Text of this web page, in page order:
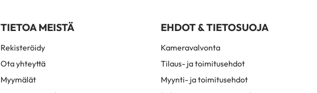
TIETOA MEISTÄ
Rekisteröidy
Ota yhteyttä
Myymälät
EHDOT & TIETOSUOJA
Kameravalvonta
Tilaus- ja toimitusehdot
Myynti- ja toimitusehdot